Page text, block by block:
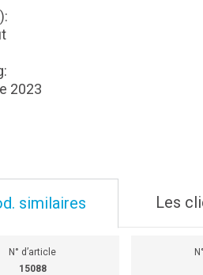
2023
similaires Les
N° d’article
15088